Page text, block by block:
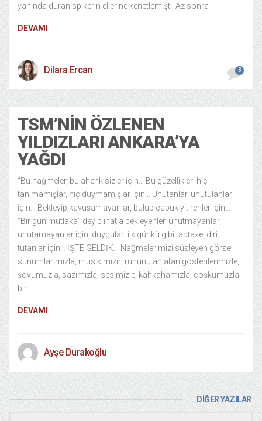
yanında duran spikerin ellerine kenetlemişti. Az sonra
DEVAMI
Dilara Ercan 3
TSM’NIN ÖZLENEN
YILDIZLARI ANKARA’YA
YAĞDI
“Bu nağmeler, bu ahenk sizler için… Bu güzellikleri hiç
tanımamışlar, hiç duymamışlar için… Unutanlar, unutulanlar
için… Bekleyip kavuşamayanlar, bulup çabuk yitirenler için…
“Bir gün mutlaka” deyip inatla bekleyenler, unutmayanlar,
unutamayanlar için, duyguları ilk günkü gibi taptaze, diri
tutanlar için… İŞTE GELDİK… Nağmelerimizi süsleyen görsel
sunumlarımızla, musikimizin ruhunu anlatan gösterilerimizle,
şovumuzla, sazımızla, sesimizle, kahkahamızla, coşkumuzla
bir
DEVAMI
Ayşe Durakoğlu
DİĞER YAZILAR